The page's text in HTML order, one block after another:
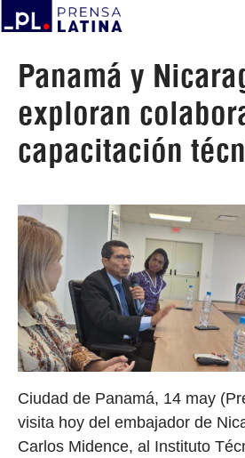
Panamá y
exploran
capacitación
Ciudad de Panamá, 14 may
visita hoy del embajador de
Carlos Midence, al Instituto